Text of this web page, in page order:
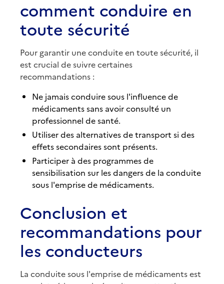
comment conduire en
toute sécurité
Pour garantir une conduite en toute sécurité, il
est crucial de suivre certaines
recommandations :
Ne jamais conduire sous l'influence de
médicaments sans avoir consulté un
professionnel de santé.
Utiliser des alternatives de transport si des
effets secondaires sont présents.
Participer à des programmes de
sensibilisation sur les dangers de la conduite
sous l'emprise de médicaments.
Conclusion et
recommandations pour
les conducteurs
La conduite sous l'emprise de médicaments est